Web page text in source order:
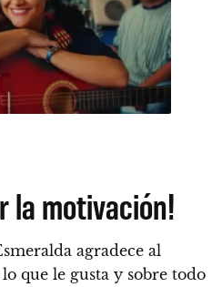
la motivación!
agradece al
que le gusta y sobre todo